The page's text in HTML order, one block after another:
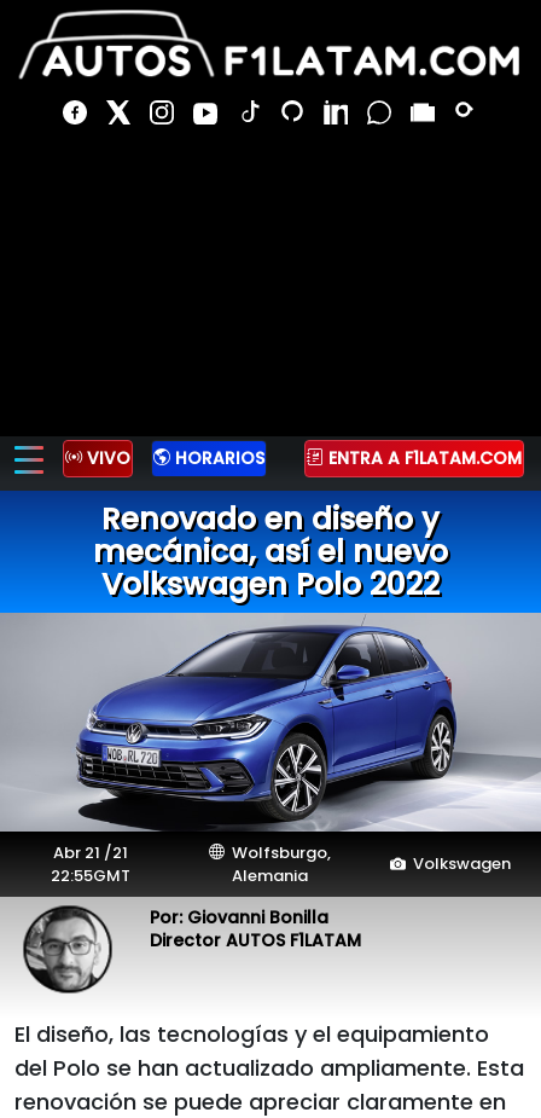
VIVO HORARIOS ENTRA A F1LATAM.COM
Renovado en diseño y
mecánica, así el nuevo
Volkswagen Polo 2022
Abr 21 /21
22:55GMT
Wolfsburgo,
Alemania
Volkswagen
Por: Giovanni Bonilla
Director AUTOS F1LATAM
El diseño, las tecnologías y el equipamiento
del Polo se han actualizado ampliamente. Esta
renovación se puede apreciar claramente en